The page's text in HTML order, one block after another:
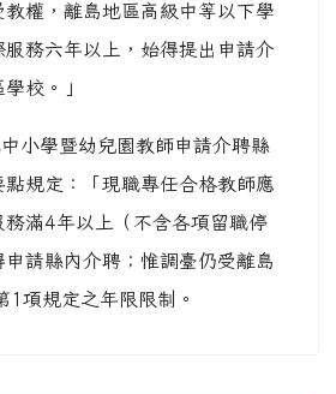
權，離島地區高級中等以下學
務六年以上，始得提出申請介
校。」
小學暨幼兒園教師申請介聘縣
點規定：「現職專任合格教師應
務滿4年以上（不含各項留職停
請縣內介聘；惟調臺仍受離島
項規定之年限限制。